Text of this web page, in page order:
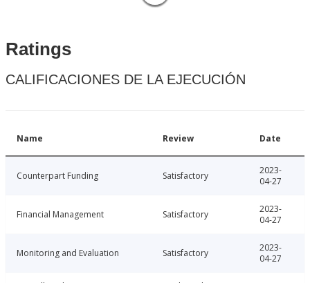
Ratings
CALIFICACIONES DE LA EJECUCIÓN
Name Review Date
Counterpart Funding Satisfactory
2023-
04-27
Financial Management Satisfactory
2023-
04-27
Monitoring and Evaluation Satisfactory
2023-
04-27